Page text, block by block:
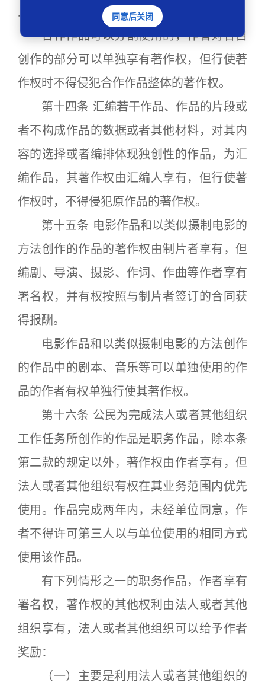
人，不能成为合作作者。
合作作品可以分割使用的，作者对各自
创作的部分可以单独享有著作权，但行使著
作权时不得侵犯合作作品整体的著作权。
第十四条 汇编若干作品、作品的片段或
者不构成作品的数据或者其他材料，对其内
容的选择或者编排体现独创性的作品，为汇
编作品，其著作权由汇编人享有，但行使著
作权时，不得侵犯原作品的著作权。
第十五条 电影作品和以类似摄制电影的
方法创作的作品的著作权由制片者享有，但
编剧、导演、摄影、作词、作曲等作者享有
署名权，并有权按照与制片者签订的合同获
得报酬。
电影作品和以类似摄制电影的方法创作
的作品中的剧本、音乐等可以单独使用的作
品的作者有权单独行使其著作权。
第十六条 公民为完成法人或者其他组织
工作任务所创作的作品是职务作品，除本条
第二款的规定以外，著作权由作者享有，但
法人或者其他组织有权在其业务范围内优先
使用。作品完成两年内，未经单位同意，作
者不得许可第三人以与单位使用的相同方式
使用该作品。
有下列情形之一的职务作品，作者享有
署名权，著作权的其他权利由法人或者其他
组织享有，法人或者其他组织可以给予作者
奖励：
（一）主要是利用法人或者其他组织的
同意后关闭